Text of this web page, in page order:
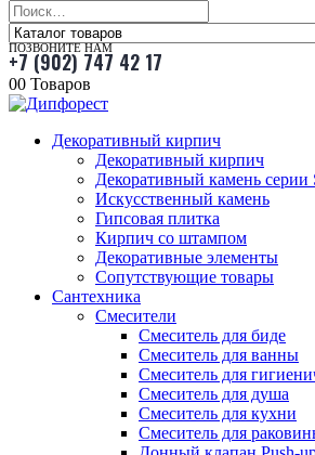
ПОЗВОНИТЕ НАМ
+7 (902) 747 42 17
00 Товаров
Декоративный кирпич
Декоративный кирпич
Декоративный камень серии
Искусственный камень
Гипсовая плитка
Кирпич со штампом
Декоративные элементы
Сопутствующие товары
Сантехника
Смесители
Смеситель для биде
Смеситель для ванны
Смеситель для
Смеситель для душа
Смеситель для кухни
Смеситель для